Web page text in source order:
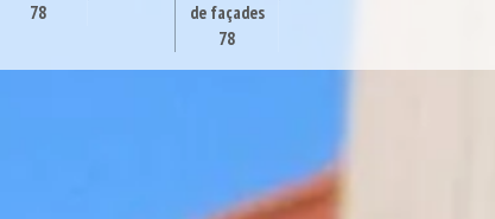
78
de façades
78